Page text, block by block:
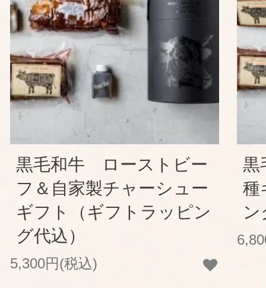
黒毛和牛 ローストビー
フ＆自家製チャーシュー
ギフト（ギフトラッピン
グ代込）
5,300円(税込)
黒
種
ン